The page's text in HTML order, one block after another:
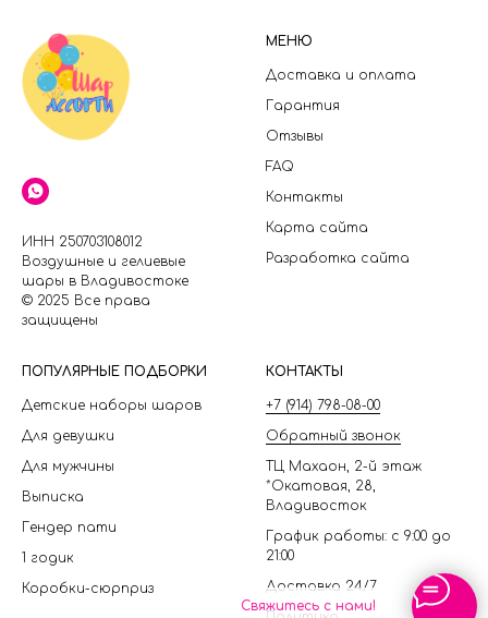
Свяжитесь с нами!
ИНН 250703108012
Воздушные и гелиевые
шары в Владивостоке
© 2025 Все права
защищены
МЕНЮ
Доставка и оплата
Гарантия
Отзывы
FAQ
Контакты
Карта сайта
Разработка сайта
ПОПУЛЯРНЫЕ ПОДБОРКИ
Детские наборы шаров
Для девушки
Для мужчины
Выписка
Гендер пати
1 годик
Коробки-сюрприз
КОНТАКТЫ
+7 (914) 798-08-00
Обратный звонок
ТЦ Махаон, 2-й этаж
*Окатовая, 28,
Владивосток
График работы: с 9:00 до
21:00
Доставка 24/7